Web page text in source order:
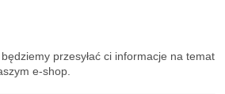
przesyłać ci informacje na temat
e-shop.